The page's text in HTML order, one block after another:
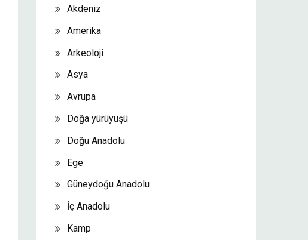
Akdeniz
Amerika
Arkeoloji
Asya
Avrupa
Doğa yürüyüşü
Doğu Anadolu
Ege
Güneydoğu Anadolu
İç Anadolu
Kamp